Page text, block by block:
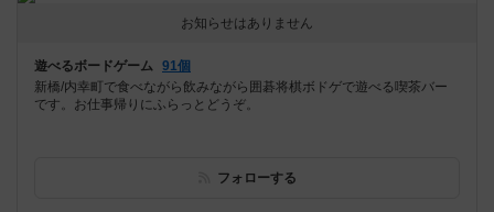
お知らせはありません
遊べるボードゲーム 91個
新橋/内幸町で食べながら飲みながら囲碁将棋ボドゲで遊べる喫茶バー
です。お仕事帰りにふらっとどうぞ。
フォローする